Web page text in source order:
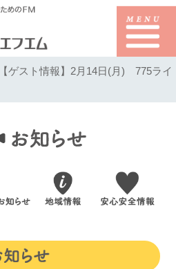
【ゲスト情報】2月14日(月) 775ライ